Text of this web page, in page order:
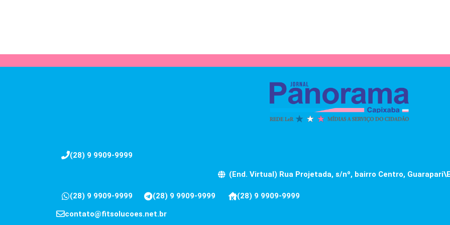
(28) 9 9909-9999
(End. Virtual) Rua Projetada, s/nº, bairro Centro,
(28) 9 9909-9999 (28) 9 9909-9999
(28) 9 9909-9999
contato@fitsolucoes.net.br